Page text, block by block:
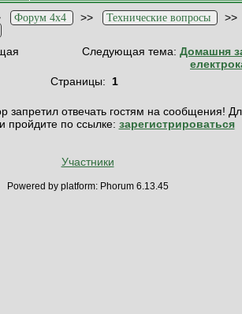
Форум 4x4 >> Технические вопросы
Следующая тема: Домашня
Страницы: 1
запретил отвечать гостям на сообщения!
пройдите по ссылке: зарегистрироваться
Участники
Powered by platform: Phorum 6.13.45